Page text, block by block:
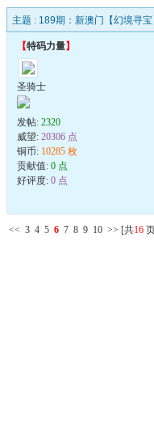
主题 : 189期：新澳门【幻境寻
【特码力量】
圣骑士
发帖: 2320
威望: 20306 点
铜币: 10285 枚
贡献值: 0 点
好评度: 0 点
<< 3 4 5 6 7 8 9 10 >> [共16